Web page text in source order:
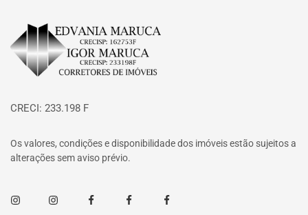
Página inicial
CRECI: 233.198 F
Os valores, condições e disponibilidade dos imóveis estão sujeitos a
alterações sem aviso prévio.
InstagramInstagramFacebookFacebookFacebook